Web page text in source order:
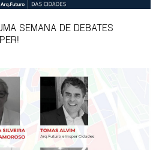
SEMANA DE DEBATES